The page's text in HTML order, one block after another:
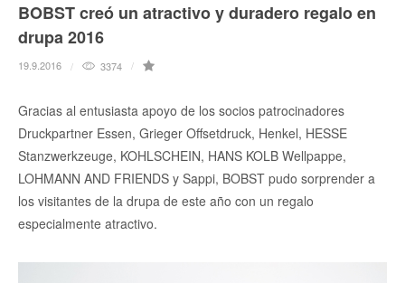
BOBST creó un atractivo y duradero regalo en
drupa 2016
19.9.2016 3374
Gracias al entusiasta apoyo de los socios patrocinadores
Druckpartner Essen, Grieger Offsetdruck, Henkel, HESSE
Stanzwerkzeuge, KOHLSCHEIN, HANS KOLB Wellpappe,
LOHMANN AND FRIENDS y Sappi, BOBST pudo sorprender a
los visitantes de la drupa de este año con un regalo
especialmente atractivo.